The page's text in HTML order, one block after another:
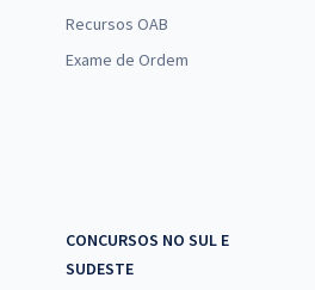
Recursos OAB
Exame de Ordem
CONCURSOS NO SUL E
SUDESTE